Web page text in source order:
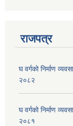
राजपत्र
घ वर्गको निर्माण
२०८२
घ वर्गको निर्माण
२०८१